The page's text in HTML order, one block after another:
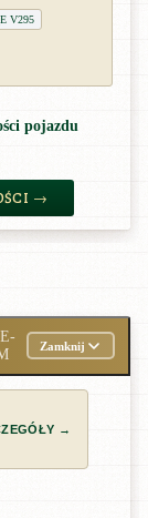
V295
pojazdu
→
Zamknij
→